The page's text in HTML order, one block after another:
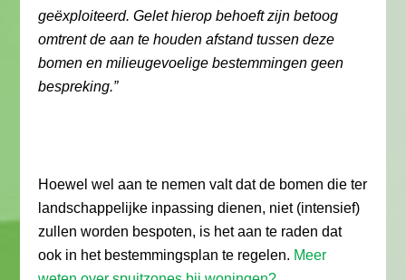
geëxploiteerd. Gelet hierop behoeft zijn betoog
omtrent de aan te houden afstand tussen deze
bomen en milieugevoelige bestemmingen geen
bespreking.”
Hoewel wel aan te nemen valt dat de bomen die ter
landschappelijke inpassing dienen, niet (intensief)
zullen worden bespoten, is het aan te raden dat
ook in het bestemmingsplan te regelen. Meer